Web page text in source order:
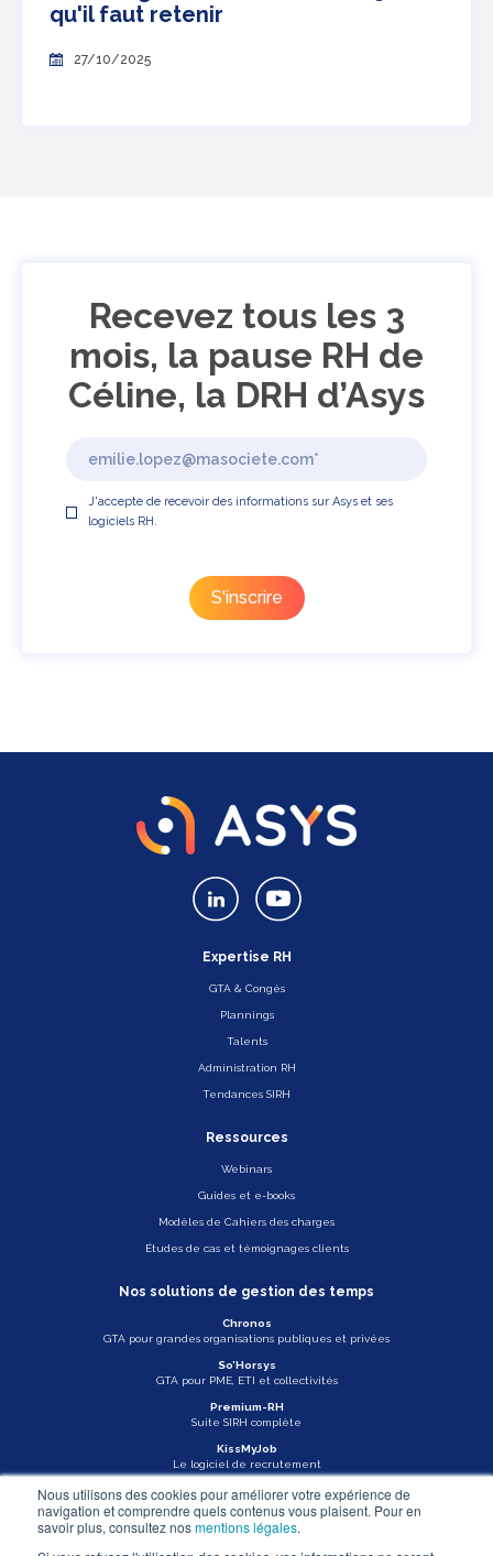
Nous utilisons des cookies pour améliorer votre expérience de
navigation et comprendre quels contenus vous plaisent. Pour en
savoir plus, consultez nosmentions légales.
qu'il faut retenir
27/10/2025
Recevez tous les 3
mois, la pause RH de
Céline, la DRH d’Asys
J'accepte de recevoir des informations sur Asys et ses
logiciels RH.
Expertise RH
GTA & Congés
Plannings
Talents
Administration RH
Tendances SIRH
Ressources
Webinars
Guides et e-books
Modèles de Cahiers des charges
Études de cas et témoignages clients
Nos solutions de gestion des temps
Chronos
GTA pour grandes organisations publiques et privées
So’Horsys
GTA pour PME, ETI et collectivités
Premium-RH
Suite SIRH complète
KissMyJob
Le logiciel de recrutement
Veille légale